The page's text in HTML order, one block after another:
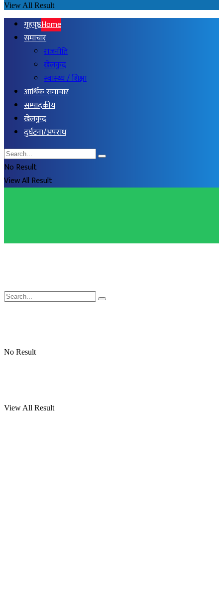
View All Result
गृहपृष्ठHome
समाचार
राजनीति
खेलकुद
स्वास्थ्य / शिक्षा
आर्थिक समाचार
सम्पादकीय
खेलकुद
दुर्घटना/अपराध
No Result
View All Result
No Result
View All Result